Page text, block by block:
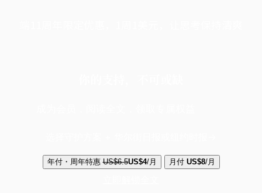
年付・周年特惠 US$6.5US$4/月 月付 US$8/月